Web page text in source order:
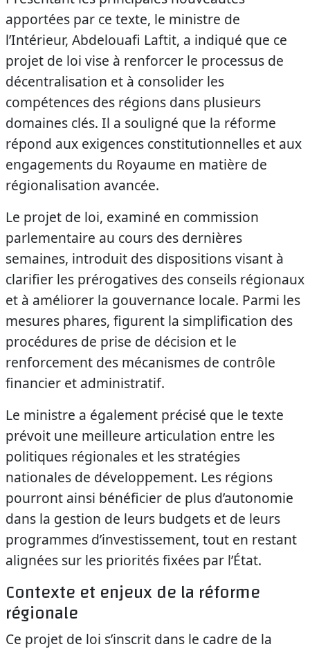
apportées par ce texte, le ministre de
l’Intérieur, Abdelouafi Laftit, a indiqué que ce
projet de loi vise à renforcer le processus de
décentralisation et à consolider les
compétences des régions dans plusieurs
domaines clés. Il a souligné que la réforme
répond aux exigences constitutionnelles et aux
engagements du Royaume en matière de
régionalisation avancée.
Le projet de loi, examiné en commission
parlementaire au cours des dernières
semaines, introduit des dispositions visant à
clarifier les prérogatives des conseils régionaux
et à améliorer la gouvernance locale. Parmi les
mesures phares, figurent la simplification des
procédures de prise de décision et le
renforcement des mécanismes de contrôle
financier et administratif.
Le ministre a également précisé que le texte
prévoit une meilleure articulation entre les
politiques régionales et les stratégies
nationales de développement. Les régions
pourront ainsi bénéficier de plus d’autonomie
dans la gestion de leurs budgets et de leurs
programmes d’investissement, tout en restant
alignées sur les priorités fixées par l’État.
Contexte et enjeux de la réforme
régionale
Ce projet de loi s’inscrit dans le cadre de la